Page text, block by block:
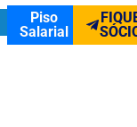
Piso
Salarial